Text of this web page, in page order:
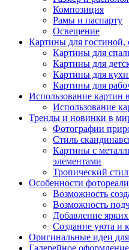
Композиция
Рамы и паспарту
Освещение
Картины для гостиной,
Картины для
Картины для
Картины для
Картины для
Использование картин
Использование
Тренды и новинки в
Фотографии
Стиль
Картины с
элементами
Тропический
Особенности
Возможность
Возможность
Добавление
Создание уюта и
Оригинальные идеи